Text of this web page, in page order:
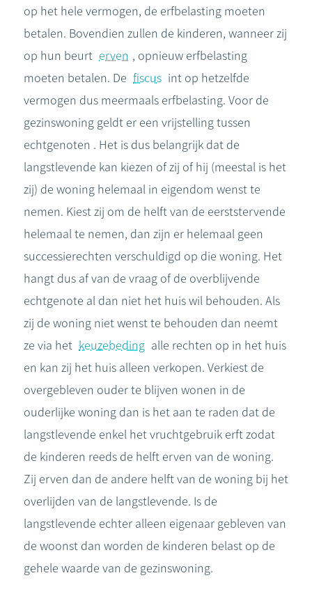
op het hele vermogen, de erfbelasting moeten
betalen. Bovendien zullen de kinderen, wanneer zij
op hun beurt erven , opnieuw erfbelasting
moeten betalen. De fiscus int op hetzelfde
vermogen dus meermaals erfbelasting. Voor de
gezinswoning geldt er een vrijstelling tussen
echtgenoten . Het is dus belangrijk dat de
langstlevende kan kiezen of zij of hij (meestal is het
zij) de woning helemaal in eigendom wenst te
nemen. Kiest zij om de helft van de eerststervende
helemaal te nemen, dan zijn er helemaal geen
successierechten verschuldigd op die woning. Het
hangt dus af van de vraag of de overblijvende
echtgenote al dan niet het huis wil behouden. Als
zij de woning niet wenst te behouden dan neemt
ze via het keuzebeding alle rechten op in het huis
en kan zij het huis alleen verkopen. Verkiest de
overgebleven ouder te blijven wonen in de
ouderlijke woning dan is het aan te raden dat de
langstlevende enkel het vruchtgebruik erft zodat
de kinderen reeds de helft erven van de woning.
Zij erven dan de andere helft van de woning bij het
overlijden van de langstlevende. Is de
langstlevende echter alleen eigenaar gebleven van
de woonst dan worden de kinderen belast op de
gehele waarde van de gezinswoning.